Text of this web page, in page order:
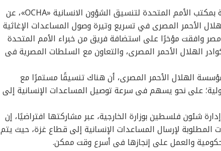
أعرب شريف عرفة، محلل الشئون الإنسانية بمكتب الأمم المتحدة لتنسيق الشؤون الانسانية «OCHA»، عن
الأحمر المصرى في تسريع وتيرة وصول المساعدات الإغاثية
وافقت مؤخرًا على استضافة فريق من خبراء الأمم المتحدة
الهلال الأحمر المصرى، والتعاون مع السلطات المصرية فى
الهلال الأحمر المصرى، أن هناك تنسيقًا مستمرًا مع
على نحو يسهم فى سرعة توصيل المساعدات الإنسانية إلى
شئون فلسطين بوزارة الخارجية، عبر مشاركتها افتراضيًا، إن
المطلوبة لإرسال المساعدات الإنسانية إلى قطاع غزة، حيث يتم
والعمل على إنجازها فى أسرع وقت ممكن.